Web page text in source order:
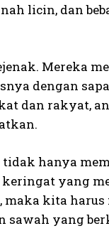
licin, dan
Mereka
dengan
dan rakyat,
hanya
yang
kita
sawah yang